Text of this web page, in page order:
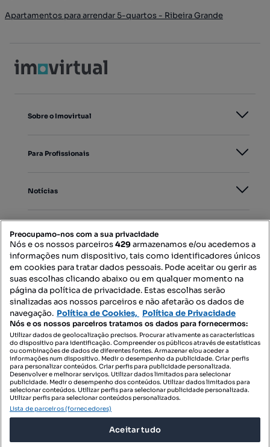
Apartamentos para arrendar 5-quartos - Ribeira Grande
Sobre o Imovirtual
Para Profissionais
Notícias
Mapa do Site
Contacte-nos
SIGA-NOS:
DESCARREGAR NA:
Preocupamo-nos com a sua privacidade
Nós e os nossos parceiros429armazenamos e/ou acedemos a
informações num dispositivo, tais como identificadores únicos
em cookies para tratar dados pessoais. Pode aceitar ou gerir as
suas escolhas clicando abaixo ou em qualquer momento na
página da política de privacidade. Estas escolhas serão
sinalizadas aos nossos parceiros e não afetarão os dados de
navegação. Política de Cookies, Política de Privacidade
Nós e os nossos parceiros tratamos os dados para fornecermos:
Utilizar dados de geolocalização precisos. Procurar ativamente as características
do dispositivo para identificação. Compreender os públicos através de estatísticas
ou combinações de dados de diferentes fontes. Armazenar e/ou aceder a
informações num dispositivo. Medir o desempenho da publicidade. Criar perfis
para personalizar conteúdos. Criar perfis para publicidade personalizada.
Desenvolver e melhorar serviços. Utilizar dados limitados para selecionar
publicidade. Medir o desempenho dos conteúdos. Utilizar dados limitados para
selecionar conteúdos. Utilizar perfis para selecionar publicidade personalizada.
Utilizar perfis para selecionar conteúdos personalizados.
Lista de parceiros (fornecedores)
Aceitar tudo